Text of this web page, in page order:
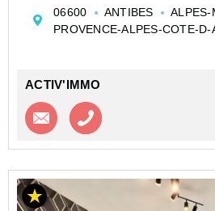
plaisance, plage de la Gravette,
06600 ANTIBES
ALPES-
PROVENCE-ALPES-COTE-D-
ACTIV'IMMO
Contacter l'agence